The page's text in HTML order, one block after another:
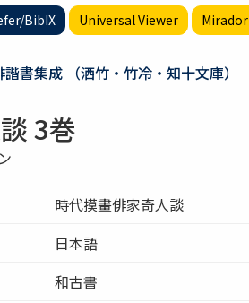
BibIX Universal Viewer Mirador
書集成 （洒竹・竹冷・知十文庫）
3巻
時代摸畫俳家奇人談
日本語
和古書